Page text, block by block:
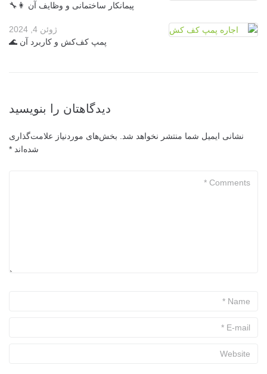
پیمانکار ساختمانی و وظایف آن 👩‍🔧
ژوئن 4, 2024
پمپ کف‌کش و کاربرد آن 🌊
دیدگاهتان را بنویسید
نشانی ایمیل شما منتشر نخواهد شد.
بخش‌های موردنیاز علامت‌گذاری
شده‌اند *